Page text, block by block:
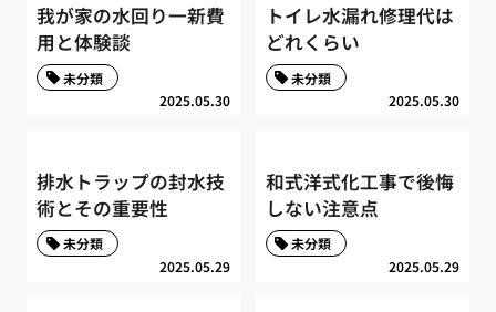
我が家の水回り一新費
用と体験談
2025.05.30
未分類
トイレ水漏れ修理代は
どれくらい
2025.05.30
未分類
排水トラップの封水技
術とその重要性
2025.05.29
未分類
和式洋式化工事で後悔
しない注意点
2025.05.29
未分類